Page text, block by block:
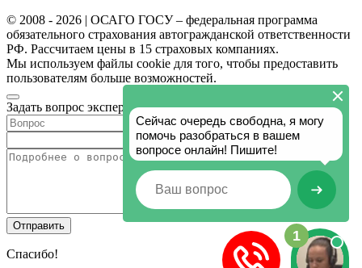
© 2008 - 2026 | ОСАГО ГОСУ – федеральная программа
обязательного страхования автогражданской ответственности
РФ. Рассчитаем цены в 15 страховых компаниях.
Мы используем файлы cookie для того, чтобы предоставить
пользователям больше возможностей.
Задать вопрос эксперту
Спасибо!